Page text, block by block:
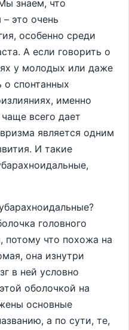
знаем, что
– это очень
особенно среди
А если говорить о
у молодых или даже
о спонтанных
именно
всего дает
является одним
И такие
головного
потому что похожа на
она изнутри
в ней условно
оболочкой на
основные
а по сути, те,